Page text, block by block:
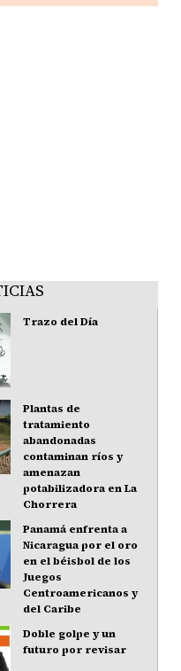
Trazo del Día
Plantas de
tratamiento
abandonadas
contaminan ríos y
amenazan
potabilizadora en La
Chorrera
Panamá enfrenta a
Nicaragua por el oro
en el béisbol de los
Juegos
Centroamericanos y
del Caribe
Doble golpe y un
futuro por revisar